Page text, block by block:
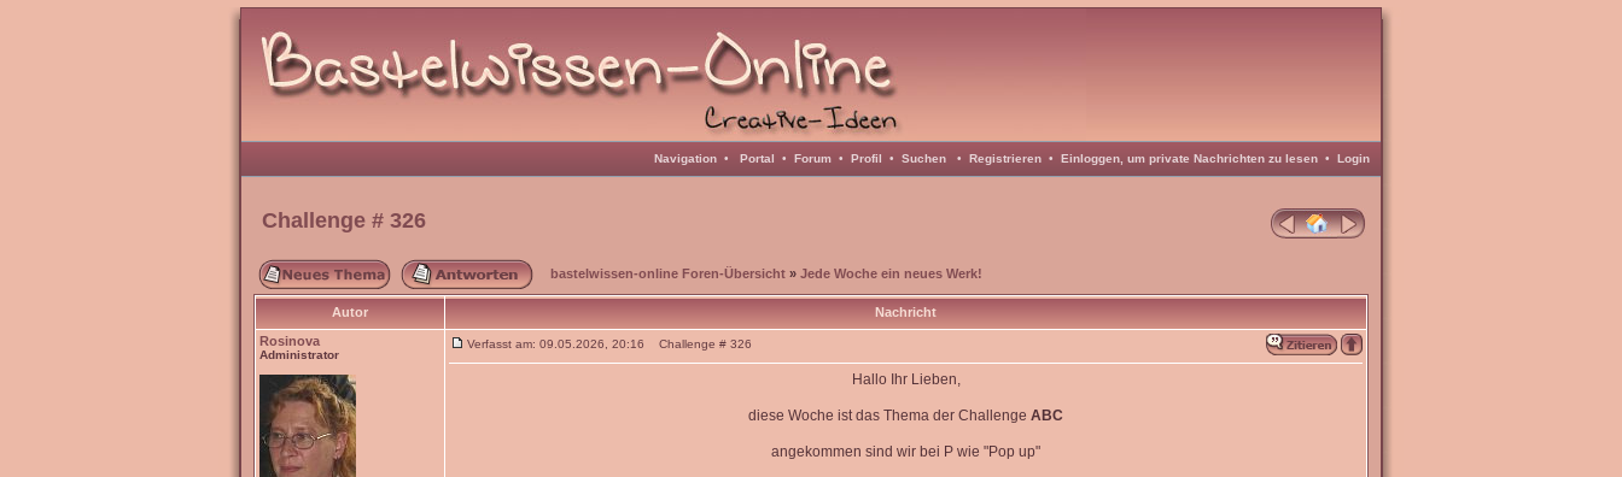
Navigation • Portal • Forum • Profil • Suchen • Registrieren • Einloggen, um private Nachrichten zu lesen • Login
Challenge # 326
bastelwissen-online Foren-Übersicht » Jede Woche ein neues Werk!
Autor
Nachricht
Rosinova
Administrator
Verfasst am: 09.05.2026, 20:16 Challenge # 326
Hallo Ihr Lieben,
diese Woche ist das Thema der Challenge ABC
angekommen sind wir bei P wie "Pop up"